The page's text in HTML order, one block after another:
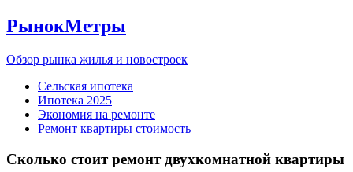
РынокМетры
Обзор рынка жилья и новостроек
Сельская ипотека
Ипотека 2025
Экономия на ремонте
Ремонт квартиры стоимость
Сколько стоит ремонт двухкомнатной квартиры